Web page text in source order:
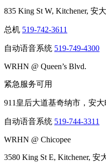
835 King St W, Kitchener, 安
总机 519-742-3611
自动语音系统 519-749-4300
WRHN @ Queen’s Blvd.
紧急服务可用
911皇后大道基奇纳市，安
自动语音系统 519-744-3311
WRHN @ Chicopee
3580 King St E, Kitchener, 安